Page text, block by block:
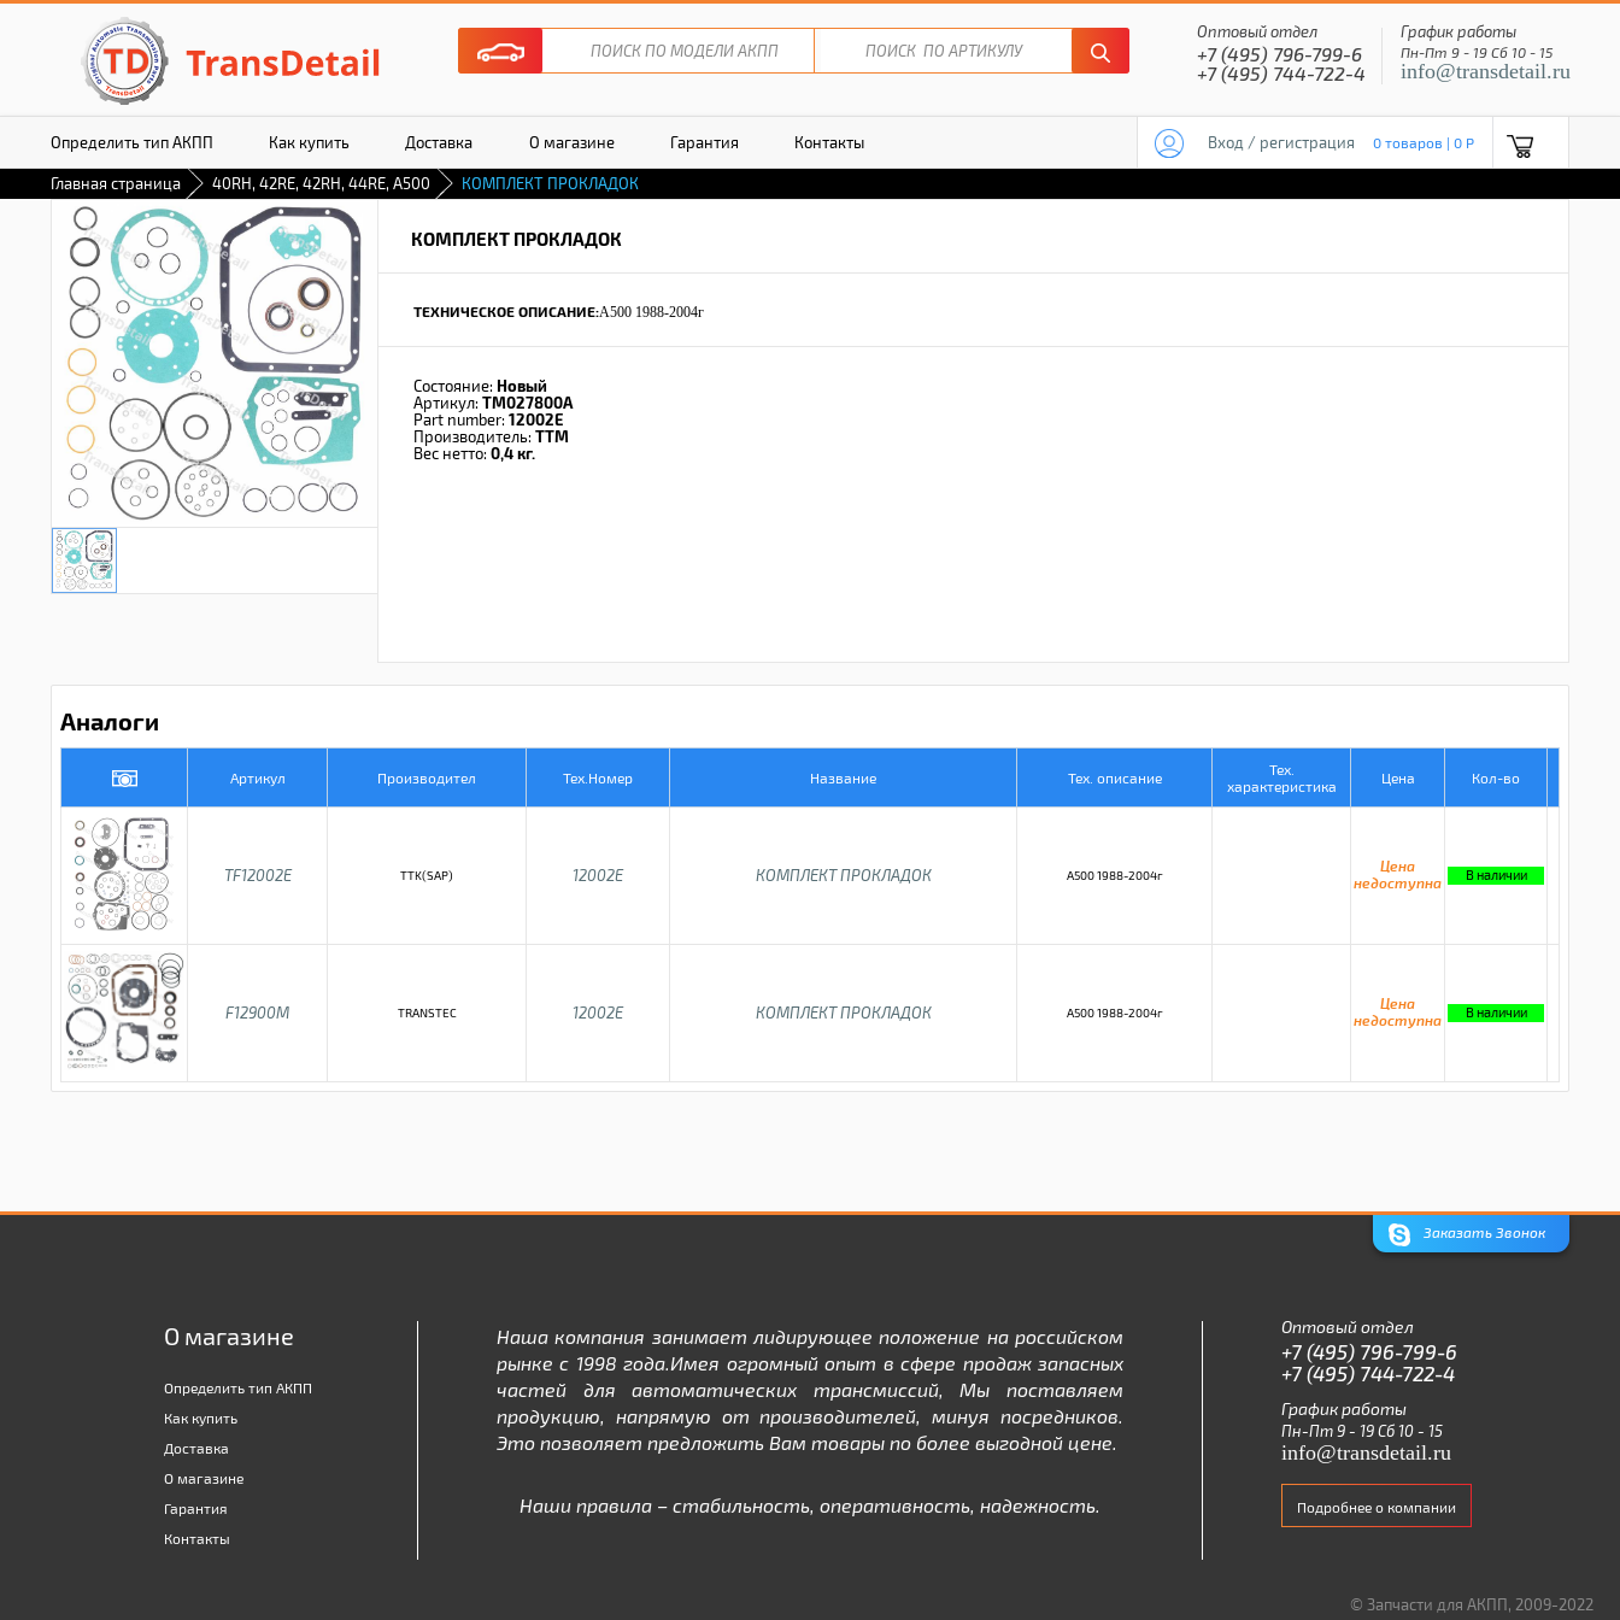
Оптовый отдел
+7 (495) 796-799-6
+7 (495) 744-722-4
График работы
Пн-Пт 9 - 19 Сб 10 - 15
info@transdetail.ru
Определить тип АКПП Как купить Доставка О магазине Гарантия Контакты Вход / регистрация 0 товаров | 0 P
Главная страница 40RH, 42RE, 42RH, 44RE, A500 КОМПЛЕКТ ПРОКЛАДОК
КОМПЛЕКТ ПРОКЛАДОК
ТЕХНИЧЕСКОЕ ОПИСАНИЕ:A500 1988-2004г
Состояние: Новый
Артикул: TM027800A
Part number: 12002E
Производитель: TTM
Вес нетто: 0,4 кг.
Аналоги
Артикул Производител Тех.Номер Название Тех. описание
Тех.
характеристика
Цена Кол-во
TF12002E TTK(SAP) 12002E КОМПЛЕКТ ПРОКЛАДОК A500 1988-2004г
Цена
недоступна
В наличии
F12900M TRANSTEC 12002E КОМПЛЕКТ ПРОКЛАДОК A500 1988-2004г
Цена
недоступна
В наличии
Заказать Звонок
О магазине
Определить тип АКПП
Как купить
Доставка
О магазине
Гарантия
Контакты
Наша компания занимает лидирующее положение на российском
рынке с 1998 года.Имея огромный опыт в сфере продаж запасных
частей для автоматических трансмиссий, Мы поставляем
продукцию, напрямую от производителей, минуя посредников.
Это позволяет предложить Вам товары по более выгодной цене.
Наши правила – стабильность, оперативность, надежность.
Оптовый отдел
+7 (495) 796-799-6
+7 (495) 744-722-4
График работы
Пн-Пт 9 - 19 Сб 10 - 15
info@transdetail.ru
Подробнее о компании
© Запчасти для АКПП, 2009-2022